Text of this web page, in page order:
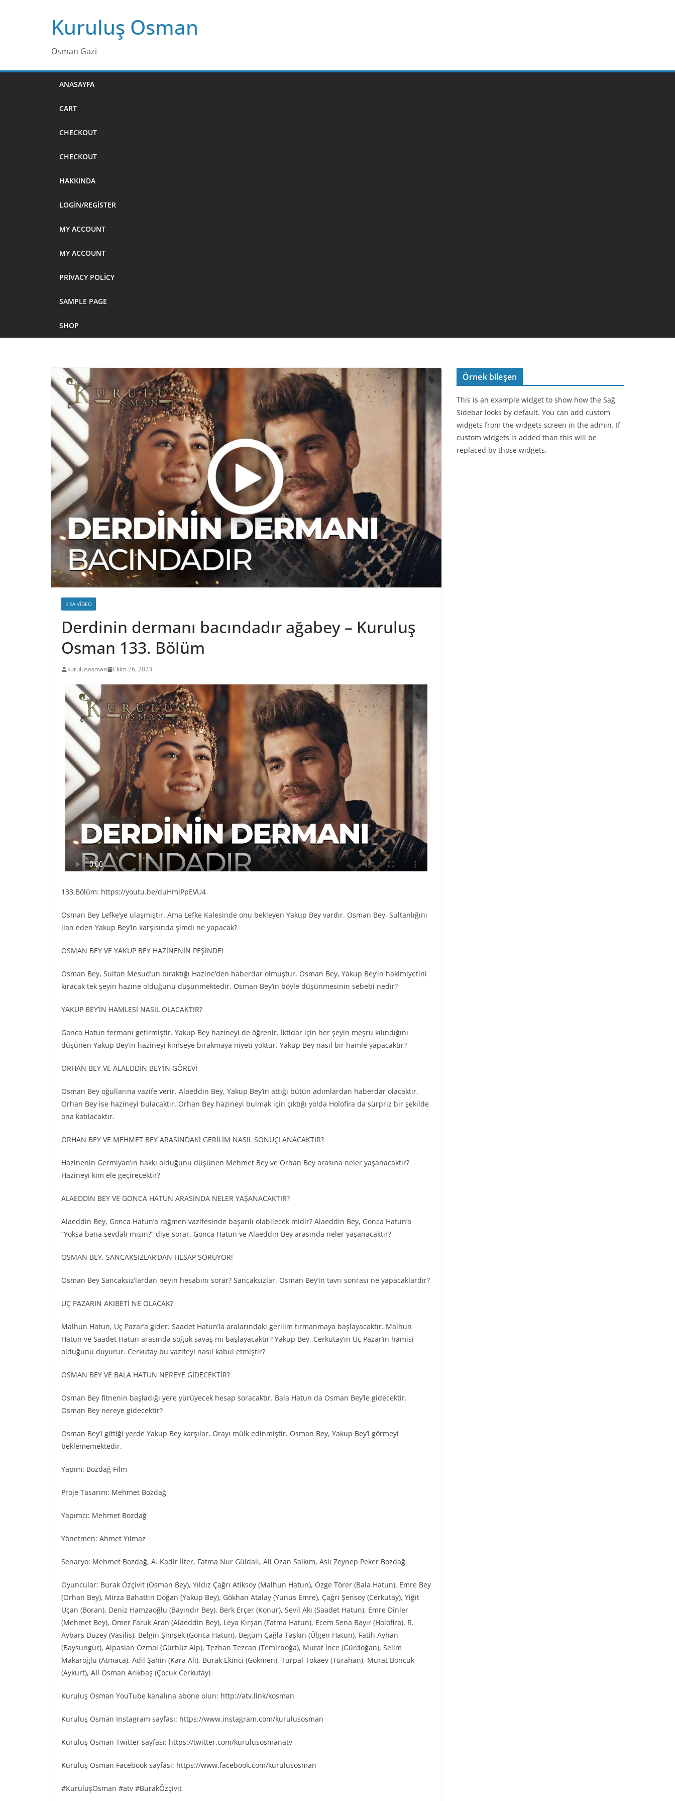
Kuruluş Osman
Osman Gazi
ANASAYFA
CART
CHECKOUT
CHECKOUT
HAKKINDA
LOGIN/REGISTER
MY ACCOUNT
MY ACCOUNT
PRIVACY POLICY
SAMPLE PAGE
SHOP
KISA VIDEO
Derdinin dermanı bacındadır ağabey – Kuruluş
Osman 133. Bölüm
kurulusosman Ekim 26, 2023
133.Bölüm: https://youtu.be/duHmlPpEVU4
Osman Bey Lefke’ye ulaşmıştır. Ama Lefke Kalesinde onu bekleyen Yakup Bey vardır. Osman Bey, Sultanlığını
ilan eden Yakup Bey’in karşısında şimdi ne yapacak?
OSMAN BEY VE YAKUP BEY HAZİNENİN PEŞİNDE!
Osman Bey, Sultan Mesud’un bıraktığı Hazine’den haberdar olmuştur. Osman Bey, Yakup Bey’in hakimiyetini
kıracak tek şeyin hazine olduğunu düşünmektedir. Osman Bey’in böyle düşünmesinin sebebi nedir?
YAKUP BEY’İN HAMLESİ NASIL OLACAKTIR?
Gonca Hatun fermanı getirmiştir. Yakup Bey hazineyi de öğrenir. İktidar için her şeyin meşru kılındığını
düşünen Yakup Bey’in hazineyi kimseye bırakmaya niyeti yoktur. Yakup Bey nasıl bir hamle yapacaktır?
ORHAN BEY VE ALAEDDİN BEY’İN GÖREVİ
Osman Bey oğullarına vazife verir. Alaeddin Bey, Yakup Bey’in attığı bütün adımlardan haberdar olacaktır.
Orhan Bey ise hazineyi bulacaktır. Orhan Bey hazineyi bulmak için çıktığı yolda Holofira da sürpriz bir şekilde
ona katılacaktır.
ORHAN BEY VE MEHMET BEY ARASINDAKİ GERİLİM NASIL SONUÇLANACAKTIR?
Hazinenin Germiyan’ın hakkı olduğunu düşünen Mehmet Bey ve Orhan Bey arasına neler yaşanacaktır?
Hazineyi kim ele geçirecektir?
ALAEDDİN BEY VE GONCA HATUN ARASINDA NELER YAŞANACAKTIR?
Alaeddin Bey, Gonca Hatun’a rağmen vazifesinde başarılı olabilecek midir? Alaeddin Bey, Gonca Hatun’a
“Yoksa bana sevdalı mısın?” diye sorar. Gonca Hatun ve Alaeddin Bey arasında neler yaşanacaktır?
OSMAN BEY, SANCAKSIZLAR’DAN HESAP SORUYOR!
Osman Bey Sancaksız’lardan neyin hesabını sorar? Sancaksızlar, Osman Bey’in tavrı sonrası ne yapacaklardır?
UÇ PAZARIN AKIBETİ NE OLACAK?
Malhun Hatun, Uç Pazar’a gider. Saadet Hatun’la aralarındaki gerilim tırmanmaya başlayacaktır. Malhun
Hatun ve Saadet Hatun arasında soğuk savaş mı başlayacaktır? Yakup Bey, Cerkutay’ın Uç Pazar’ın hamisi
olduğunu duyurur. Cerkutay bu vazifeyi nasıl kabul etmiştir?
OSMAN BEY VE BALA HATUN NEREYE GİDECEKTİR?
Osman Bey fitnenin başladığı yere yürüyecek hesap soracaktır. Bala Hatun da Osman Bey’le gidecektir.
Osman Bey nereye gidecektir?
Osman Bey’i gittiği yerde Yakup Bey karşılar. Orayı mülk edinmiştir. Osman Bey, Yakup Bey’i görmeyi
beklememektedir.
Yapım: Bozdağ Fi̇lm
Proje Tasarım: Mehmet Bozdağ
Yapımcı: Mehmet Bozdağ
Yönetmen: Ahmet Yılmaz
Senaryo: Mehmet Bozdağ, A. Kadir İlter, Fatma Nur Güldalı, Ali Ozan Salkım, Aslı Zeynep Peker Bozdağ
Oyuncular: Burak Özçivit (Osman Bey), Yıldız Çağrı Atiksoy (Malhun Hatun), Özge Törer (Bala Hatun), Emre Bey
(Orhan Bey), Mirza Bahattin Doğan (Yakup Bey), Gökhan Atalay (Yunus Emre), Çağrı Şensoy (Cerkutay), Yiğit
Uçan (Boran), Deniz Hamzaoğlu (Bayındır Bey), Berk Erçer (Konur), Sevil Akı (Saadet Hatun), Emre Dinler
(Mehmet Bey), Ömer Faruk Aran (Alaeddin Bey), Leya Kırşan (Fatma Hatun), Ecem Sena Bayır (Holofira), R.
Aybars Düzey (Vasilis), Belgin Şimşek (Gonca Hatun), Begüm Çağla Taşkın (Ülgen Hatun), Fatih Ayhan
(Baysungur), Alpaslan Özmol (Gürbüz Alp), Tezhan Tezcan (Temirboğa), Murat İnce (Gürdoğan), Selim
Makaroğlu (Atmaca), Adil Şahin (Kara Ali), Burak Ekinci (Gökmen), Turpal Tokaev (Turahan), Murat Boncuk
(Aykurt), Ali Osman Arıkbaş (Çocuk Cerkutay)
Kuruluş Osman YouTube kanalına abone olun: http://atv.link/kosman
Kuruluş Osman Instagram sayfası: https://www.instagram.com/kurulusosman
Kuruluş Osman Twitter sayfası: https://twitter.com/kurulusosmanatv
Kuruluş Osman Facebook sayfası: https://www.facebook.com/kurulusosman
#KuruluşOsman #atv #BurakÖzçivit
Örnek bileşen
This is an example widget to show how the Sağ
Sidebar looks by default. You can add custom
widgets from the widgets screen in the admin. If
custom widgets is added than this will be
replaced by those widgets.